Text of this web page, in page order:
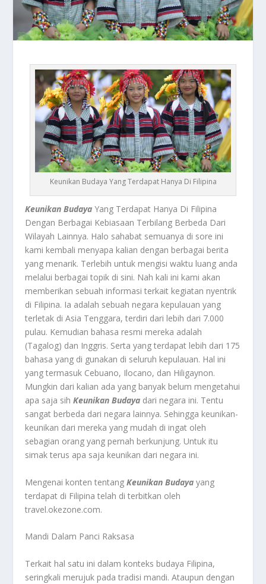
Keunikan Budaya Yang Terdapat Hanya Di Filipina
Keunikan Budaya Yang Terdapat Hanya Di Filipina
Dengan Berbagai Kebiasaan Terbilang Berbeda Dari
Wilayah Lainnya. Halo sahabat semuanya di sore ini
kami kembali menyapa kalian dengan berbagai berita
yang menarik. Terlebih untuk mengisi waktu luang anda
melalui berbagai topik di sini. Nah kali ini kami akan
memberikan sebuah informasi terkait kegiatan nyentrik
di Filipina. Ia adalah sebuah negara kepulauan yang
terletak di Asia Tenggara, terdiri dari lebih dari 7.000
pulau. Kemudian bahasa resmi mereka adalah
(Tagalog) dan Inggris. Serta yang terdapat lebih dari 175
bahasa yang di gunakan di seluruh kepulauan. Hal ini
yang termasuk Cebuano, Ilocano, dan Hiligaynon.
Mungkin dari kalian ada yang banyak belum mengetahui
apa saja sihKeunikan Budaya dari negara ini. Tentu
sangat berbeda dari negara lainnya. Sehingga keunikan-
keunikan dari mereka yang mudah di ingat oleh
sebagian orang yang pernah berkunjung. Untuk itu
simak terus apa saja keunikan dari negara ini.
Mengenai konten tentangKeunikan Budaya yang
terdapat di Filipina telah di terbitkan oleh
travel.okezone.com.
Mandi Dalam Panci Raksasa
Terkait hal satu ini dalam konteks budaya Filipina,
seringkali merujuk pada tradisi mandi. Ataupun dengan